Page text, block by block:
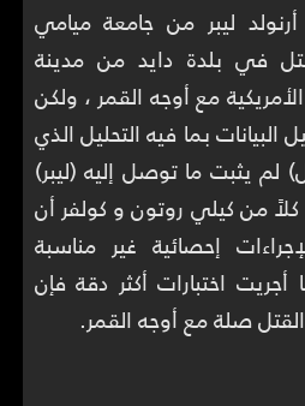
ليبر من جامعة ميامي
في بلدة دايد من مدينة
مع أوجه القمر ، ولكن
بما فيه التحليل الذي
لم يثبت ما توصل إليه (ليبر)
من كيلي روتون و كولفر أن
إحصائية غير مناسبة
اختبارات أكثر دقة فإن
صلة مع أوجه القمر.